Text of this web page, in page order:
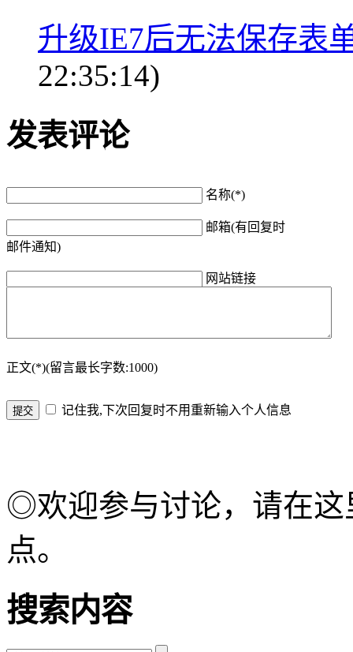
升级IE7后无法保存表
22:35:14)
发表评论
名称(*)
邮箱(有回复时
邮件通知)
网站链接
正文(*)(留言最长字数:1000)
记住我,下次回复时不用重新输入个人信息
◎欢迎参与讨论，请在这
点。
搜索内容